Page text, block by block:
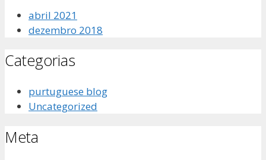
abril 2021
dezembro 2018
Categorias
purtuguese blog
Uncategorized
Meta